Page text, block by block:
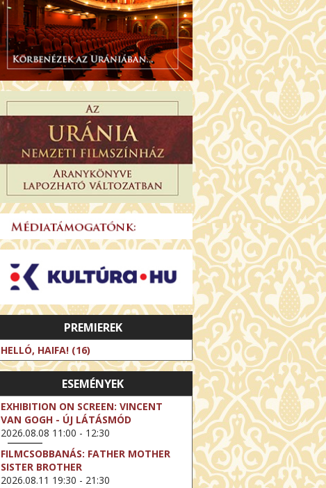
PREMIEREK
HELLÓ, HAIFA! (16)
ESEMÉNYEK
EXHIBITION ON SCREEN: VINCENT
VAN GOGH - ÚJ LÁTÁSMÓD
2026.08.08 11:00 - 12:30
FILMCSOBBANÁS: FATHER MOTHER
SISTER BROTHER
2026.08.11 19:30 - 21:30